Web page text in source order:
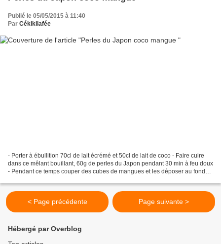
Publié le 05/05/2015 à 11:40
Par Cékikilafée
- Porter à ébullition 70cl de lait écrémé et 50cl de lait de coco - Faire cuire
dans ce mêlant bouillant, 60g de perles du Japon pendant 30 min à feu doux
- Pendant ce temps couper des cubes de mangues et les déposer au fond
< Page précédente Page suivante >
Hébergé par Overblog